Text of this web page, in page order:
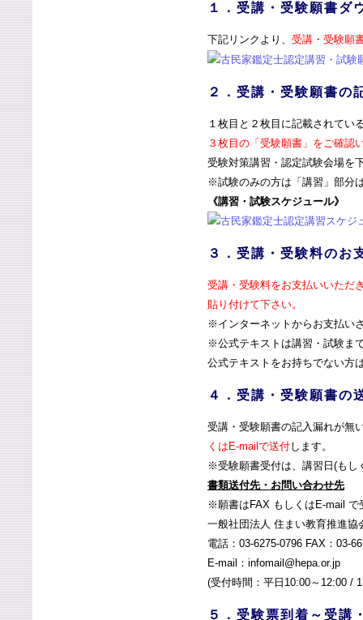
１．受講・受験願書ダ
下記リンクより、 受講・受験願
２．受講・受験願書の
１枚目と２枚目に記載されてい
３枚目の「受験願書」をご確認
受験対策講習・認定試験会場を
※試験のみの方は「講習」部分
《講習・試験スケジュール》
３．受講・受験料のお
受講・受験料をお支払いいただ
貼り付けて下さい。
※インターネットからお支払い
※公式テキストは講習・試験ま
公式テキストをお持ちでない方
４．受講・受験願書の
受講・受験願書の記入漏れが無
くはE-mailで送付します。
※受験願書受付は、講習日(もし
書類送付先・お問い合わせ先
※願書はFAX もしくはE-mail で
一般社団法人 住まい教育推進協
電話：03-6275-0796 FAX：03-
E-mail： infomail@hepa.or.jp
(受付時間：平日10:00～12:00 /
５．受験票到着～受講